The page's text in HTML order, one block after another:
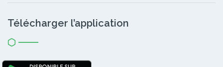
Télécharger l’application